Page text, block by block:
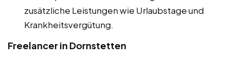
zusätzliche Leistungen wie Urlaubstage und
Krankheitsvergütung.
Freelancer in Dornstetten